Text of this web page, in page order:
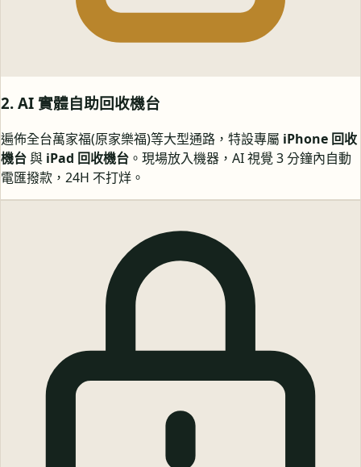
2. AI 實體自助回收機台
遍佈全台萬家福(原家樂福)等大型通路，特設專屬 iPhone 回收
機台與 iPad 回收機台 。現場放入機器，AI 視覺 3 分鐘內自動
電匯撥款，24H 不打烊。